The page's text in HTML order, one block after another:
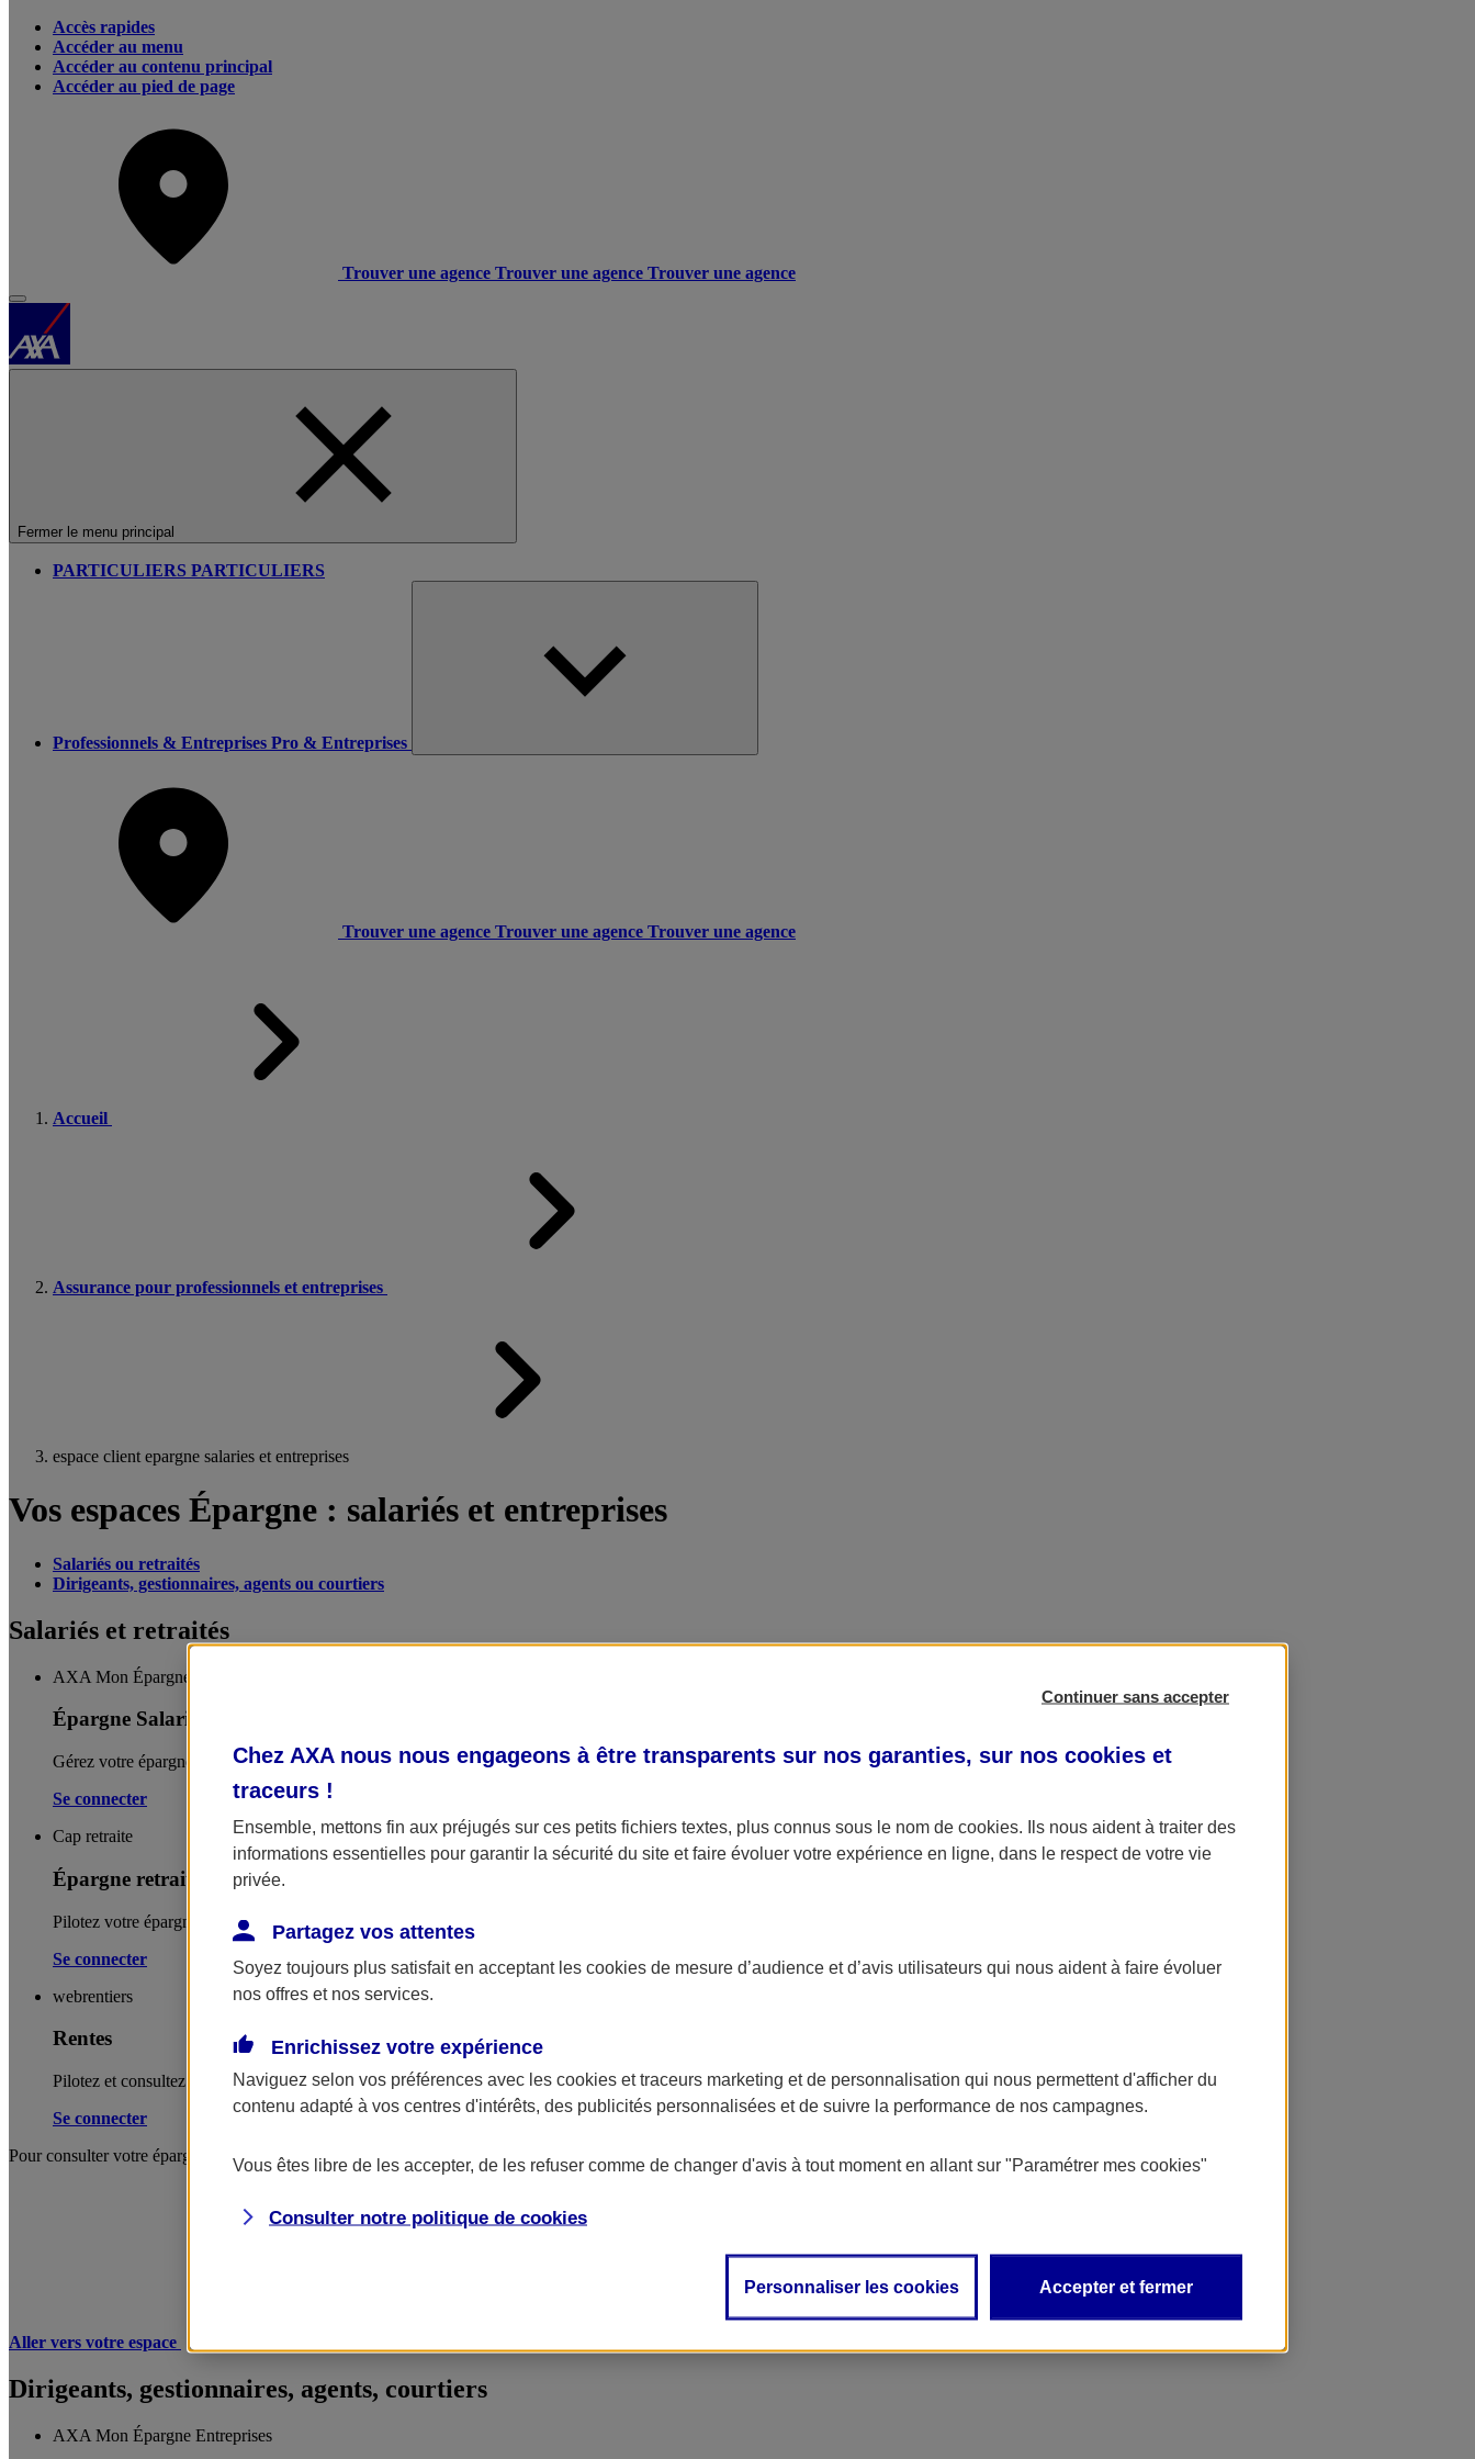
Accès rapides
Accéder au menu
Accéder au contenu principal
Accéder au pied de page
Trouver une agence Trouver une agence Trouver une agence
Fermer le menu principal
PARTICULIERS PARTICULIERS
Professionnels & Entreprises Pro & Entreprises
Trouver une agence Trouver une agence Trouver une agence
Accueil
Assurance pour professionnels et entreprises
espace client epargne salaries et entreprises
Vos espaces Épargne : salariés et entreprises
Salariés ou retraités
Dirigeants, gestionnaires, agents ou courtiers
Salariés et retraités
AXA Mon Épargne Entreprises
Épargne Salariale
Gérez votre épargne salariale (participation, intéressement, actionnariat salarié...).
Se connecter
Cap retraite
Épargne retraite
Pilotez votre épargne et réalisez vos versements (ponctuels ou programmés).
Se connecter
webrentiers
Rentes
Pilotez et consultez vos rentes (retraite, rente conjoint et éducation, rente individuelle, rente invalidité).
Se connecter
Pour consulter votre épargne retraite AXA et l’historique de votre épargne salariale : ​
Aller vers votre espace
Dirigeants, gestionnaires, agents, courtiers
AXA Mon Épargne Entreprises
Continuer sans accepter
Chez AXA nous nous engageons à être transparents sur nos garanties, sur nos cookies et
traceurs !
Ensemble, mettons fin aux préjugés sur ces petits fichiers textes, plus connus sous le nom de cookies . Ils nous aident à traiter des
informations essentielles pour garantir la sécurité du site et faire évoluer votre expérience en ligne, dans le respect de votre vie
privée.
Partagez vos attentes
Soyez toujours plus satisfait en acceptant les cookies de mesure d’audience et d’avis utilisateurs qui nous aident à faire évoluer
nos offres et nos services.
Enrichissez votre expérience
Naviguez selon vos préférences avec les cookies et traceurs marketing et de personnalisation qui nous permettent d'afficher du
contenu adapté à vos centres d'intérêts, des publicités personnalisées et de suivre la performance de nos campagnes.
Vous êtes libre de les accepter, de les refuser comme de changer d'avis à tout moment en allant sur "Paramétrer mes cookies"
Consulter notre politique de cookies
Personnaliser les cookies Accepter et fermer